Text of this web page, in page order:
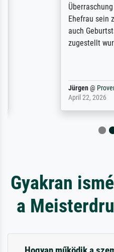
Überraschung für die
Ehefrau sein zum
auch Geburtstag
zugestellt wurde.
@ProvenExpert
April 22, 2026
Gyakran
a